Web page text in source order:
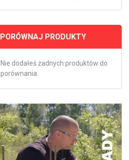
PORÓWNAJ PRODUKTY
Nie dodałeś żadnych produktów do
porównania.